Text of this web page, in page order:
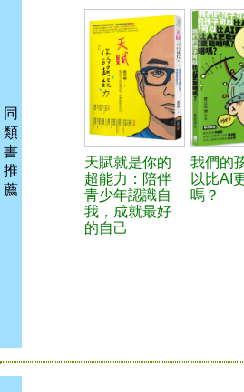
同
類
書
推
薦
天賦就是你的
超能力：陪伴
青少年認識自
我，成就最好
的自己
我們的
以比AI
嗎？